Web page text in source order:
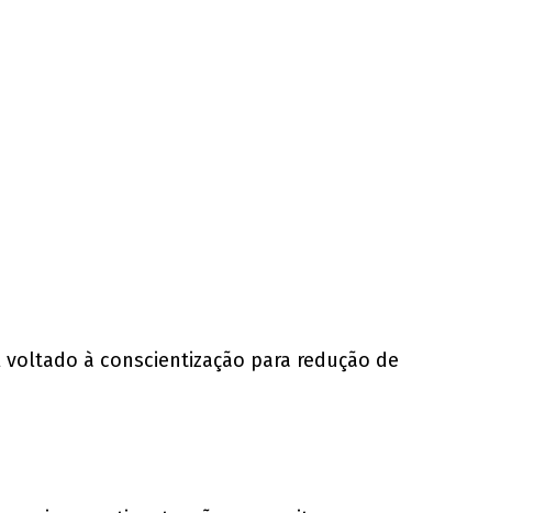
à conscientização para redução de